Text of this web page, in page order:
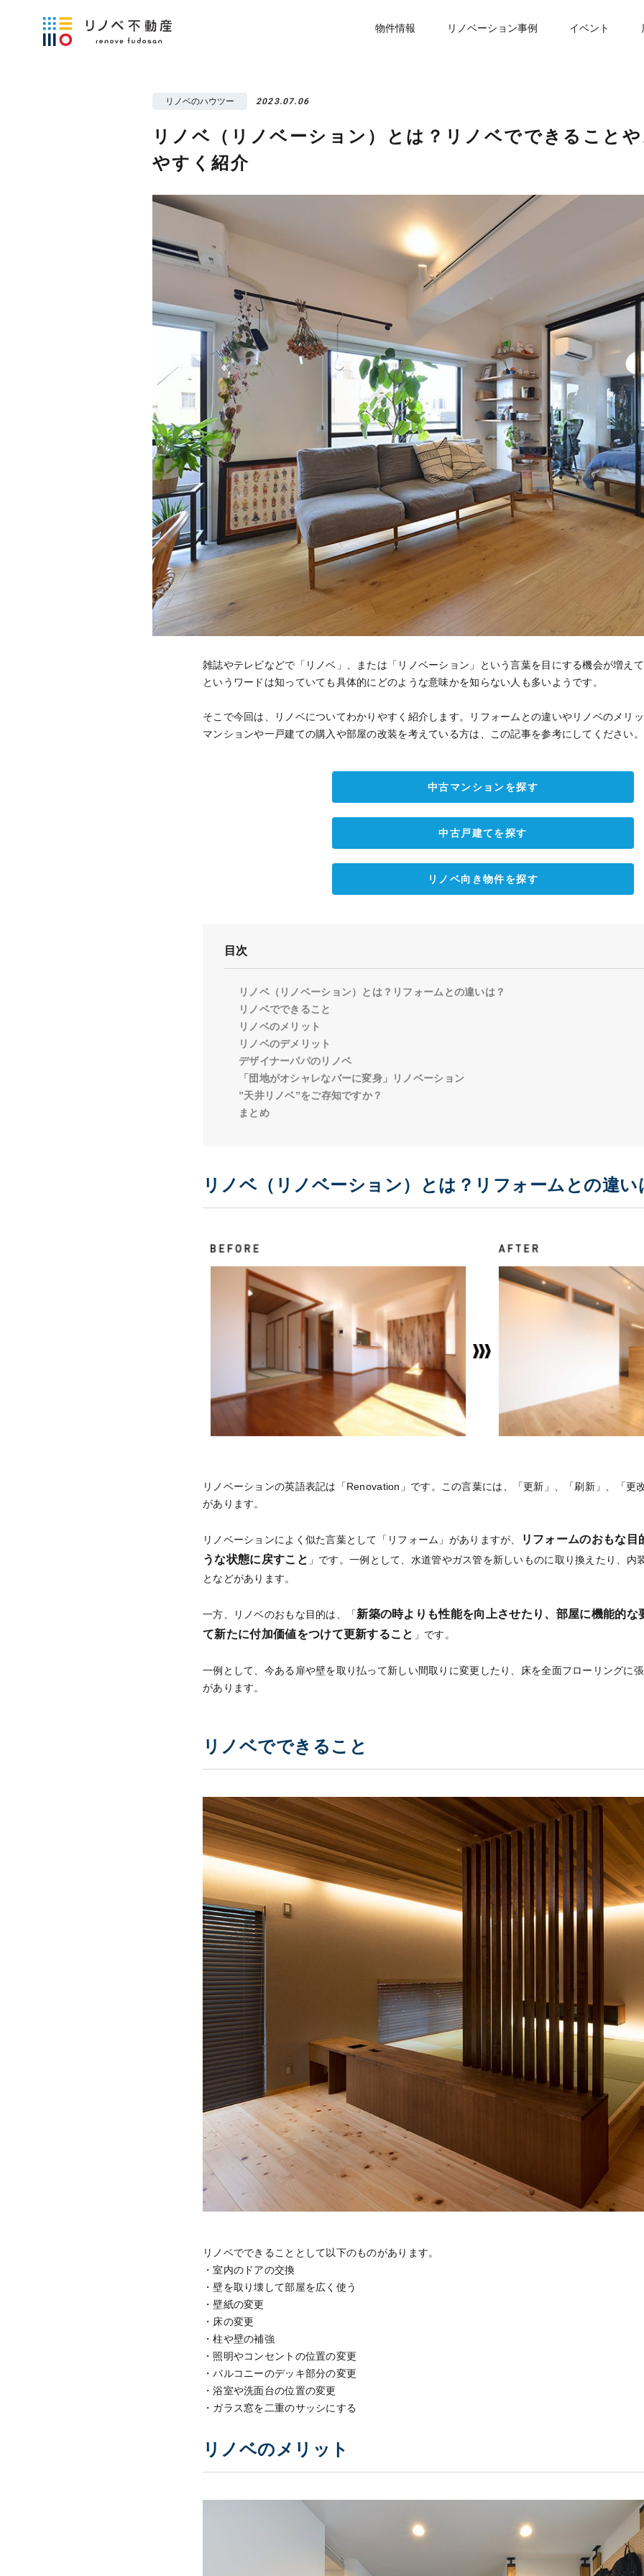
物件情報 リノベーション事例 イベント
リノベのハウツー 2023.07.06
リノベ（リノベーション）とは？リノベでできること
やすく紹介
雑誌やテレビなどで「リノベ」、または「リノベーション」という言葉を目にする機会が増え
というワードは知っていても具体的にどのような意味かを知らない人も多いようです。
そこで今回は、リノベについてわかりやすく紹介します。リフォームとの違いやリノベのメリ
マンションや一戸建ての購入や部屋の改装を考えている方は、この記事を参考にしてください。
中古マンションを探す
中古戸建てを探す
リノベ向き物件を探す
目次
リノベ（リノベーション）とは？リフォームとの違いは？
リノベでできること
リノベのメリット
リノベのデメリット
デザイナーパパのリノベ
「団地がオシャレなバーに変身」リノベーション
”天井リノベ”をご存知ですか？
まとめ
リノベ（リノベーション）とは？リフォームとの違い
リノベーションの英語表記は「Renovation」です。この言葉には、「更新」、「刷新」、「更
があります。
リノベーションによく似た言葉として「リフォーム」がありますが、
リフォームのおもな目
うな状態に戻すこと 」です。一例として、水道管やガス管を新しいものに取り換えたり、内
となどがあります。
一方、リノベのおもな目的は、「新築の時よりも性能を向上させたり、部屋に機能的な
て新たに付加価値をつけて更新すること 」です。
一例として、今ある扉や壁を取り払って新しい間取りに変更したり、床を全面フローリングに
があります。
リノベでできること
リノベでできることとして以下のものがあります。
・室内のドアの交換
・壁を取り壊して部屋を広く使う
・壁紙の変更
・床の変更
・柱や壁の補強
・照明やコンセントの位置の変更
・バルコニーのデッキ部分の変更
・浴室や洗面台の位置の変更
・ガラス窓を二重のサッシにする
リノベのメリット